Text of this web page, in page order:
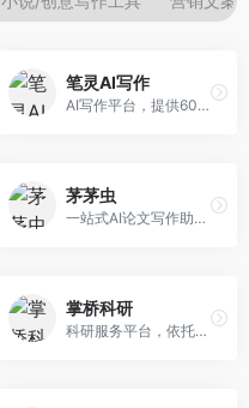
笔灵AI写作
AI写作平台，提供600+写作模板。面向学生、职场人士和内容创作者，支持论文、公文、营销文案等多种文体，模板丰富，一键生成，写作效率大幅提升。
茅茅虫
一站式AI论文写作助手，覆盖学术写作全场景。面向高校学生和科研人员，提供开题报告、文献综述、论文正文等写作服务，支持多学科多类型论文，操作简便。
掌桥科研
科研服务平台，依托3亿+真实文献数据库。面向学术研究者和学生，提供文献检索、论文写作、科研数据分析等服务，文献资源丰富，学术支持专业。